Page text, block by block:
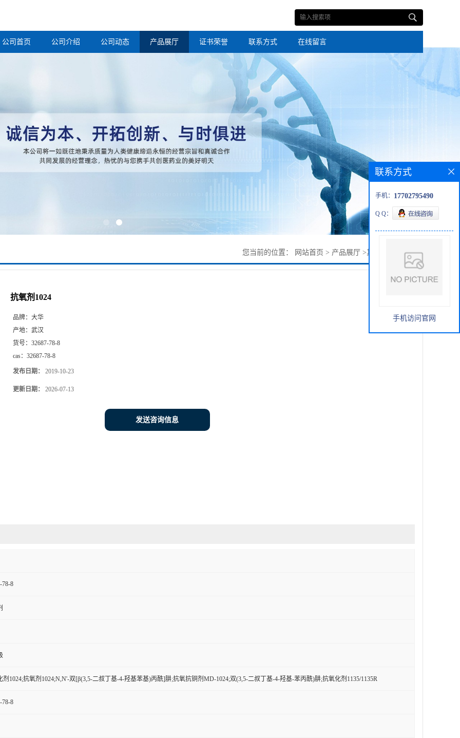
公司首页 公司介绍 公司动态 产品展厅 证书荣誉 联系方式 在线留言
您当前的位置： 网站首页 > 产品展厅 >其它 抗氧剂1024
抗氧剂1024
品牌： 大华
产地： 武汉
货号： 32687-78-8
cas： 32687-78-8
发布日期： 2019-10-23
更新日期： 2026-07-13
发送咨询信息
78-8
剂1024;抗氧剂1024;N,N'-双[β(3,5-二叔丁基-4-羟基苯基)丙酰]肼;抗氧抗铜剂MD-1024;双(3,5-二叔丁基-4-羟基-苯丙酰)肼;抗氧化剂1135/1135R
78-8
联系方式
手机： 17702795490
Q Q：
手机访问官网